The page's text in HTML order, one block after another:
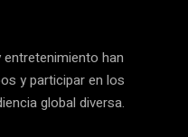
han
y participar en los
global diversa.